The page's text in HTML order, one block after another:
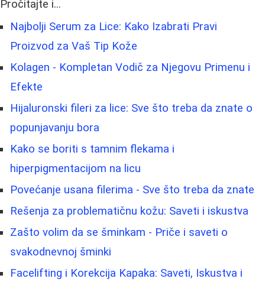
Pročitajte i...
Najbolji Serum za Lice: Kako Izabrati Pravi
Proizvod za Vaš Tip Kože
Kolagen - Kompletan Vodič za Njegovu Primenu i
Efekte
Hijaluronski fileri za lice: Sve što treba da znate o
popunjavanju bora
Kako se boriti s tamnim flekama i
hiperpigmentacijom na licu
Povećanje usana filerima - Sve što treba da znate
Rešenja za problematičnu kožu: Saveti i iskustva
Zašto volim da se šminkam - Priče i saveti o
svakodnevnoj šminki
Facelifting i Korekcija Kapaka: Saveti, Iskustva i